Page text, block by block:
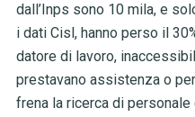
dall’Inps sono 10 mila, e
i dati Cisl, hanno perso il
datore di lavoro,
prestavano assistenza o
frena la ricerca di